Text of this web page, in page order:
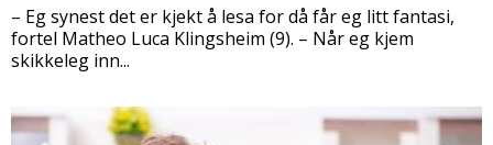
– Eg synest det er kjekt å lesa for då får eg litt fantasi,
fortel Matheo Luca Klingsheim (9). – Når eg kjem
skikkeleg inn...